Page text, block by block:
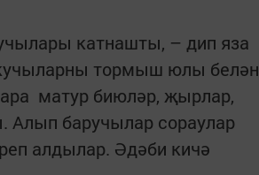
катнашты, – дип яза
тормыш юлы белән
матур биюләр, җырлар,
Алып баручылар сораулар
алдылар. Әдәби кичә